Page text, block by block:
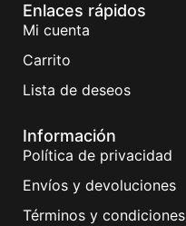
Enlaces rápidos
Mi cuenta
Carrito
Lista de deseos
Información
Política de privacidad
Envíos y devoluciones
Términos y condiciones